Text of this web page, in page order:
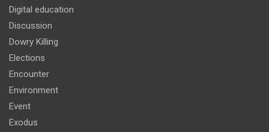
Digital education
Discussion
Dowry Killing
Elections
Encounter
Environment
Event
Exodus